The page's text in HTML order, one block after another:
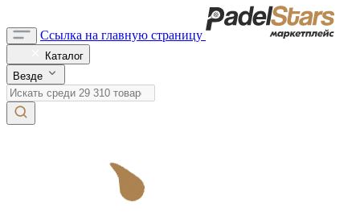
Ссылка на главную страницу
Каталог
Везде